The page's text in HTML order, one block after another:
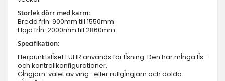
Storlek dörr med karm:
Bredd frĺn: 900mm till 1550mm
Höjd frĺn: 2000mm till 2860mm
Specifikation:
Flerpunktslĺset FUHR används för lĺsning. Den har mĺnga lĺs-
och kontrollkonfigurationer.
Gĺngjärn: valet av ving- eller rullgĺngjärn och dolda